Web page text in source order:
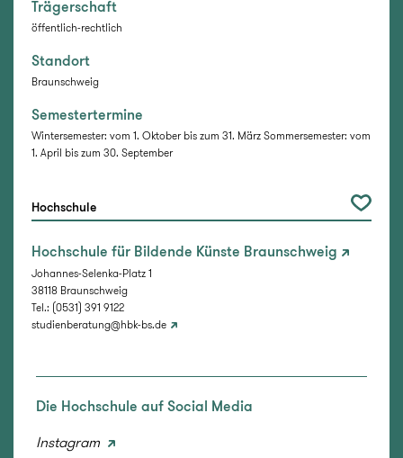
Trägerschaft
öffentlich-rechtlich
Standort
Braunschweig
Semestertermine
Wintersemester: vom 1. Oktober bis zum 31. März Sommersemester: vom
1. April bis zum 30. September
Hochschule
Hochschule für Bildende Künste Braunschweig
Johannes-Selenka-Platz 1
38118 Braunschweig
Tel.: (0531) 391 9122
studienberatung@hbk-bs.de
Die Hochschule auf Social Media
Instagram